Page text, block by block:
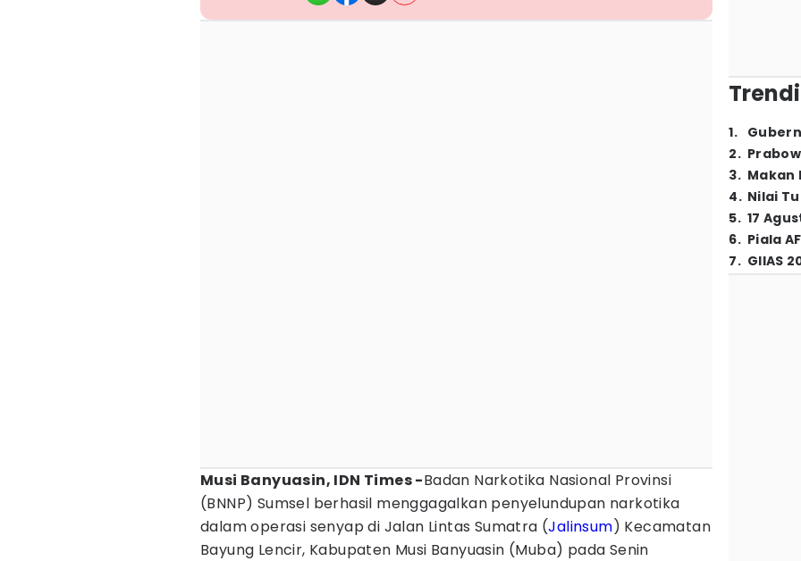
Musi Banyuasin, IDN Times -Badan Narkotika Nasional Provinsi
(BNNP) Sumsel berhasil menggagalkan penyelundupan narkotika
dalam operasi senyap di Jalan Lintas Sumatra (Jalinsum) Kecamatan
Bayung Lencir, Kabupaten Musi Banyuasin (Muba) pada Senin
1.
2.
3. Makan
4. Nilai
5. 17
6. Piala
7. GIIAS